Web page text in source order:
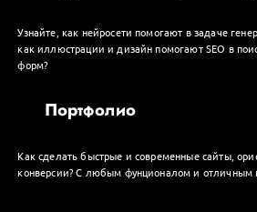
Узнайте, как нейросети помогают в задаче
как иллюстрации и дизайн помогают SEO в
форм?
Портфолио
Как сделать быстрые и современные сайты,
конверсии? С любым фунционалом и отличным